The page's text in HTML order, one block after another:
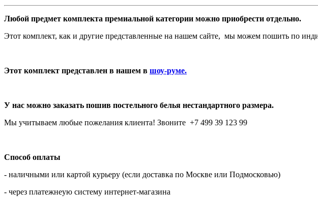
Любой предмет комплекта премиальной категории можно приобрести отдельно.
Этот комплект, как и другие представленные на нашем сайте, мы можем пошить по
Этот комплект представлен в нашем в шоу-руме.
У нас можно заказать пошив постельного белья нестандартного размера.
Мы учитываем любые пожелания клиента! Звоните +7 499 39 123 99
Способ оплаты
- наличными или картой курьеру (если доставка по Москве или Подмосковью)
- через платежнеую систему интернет-магазина